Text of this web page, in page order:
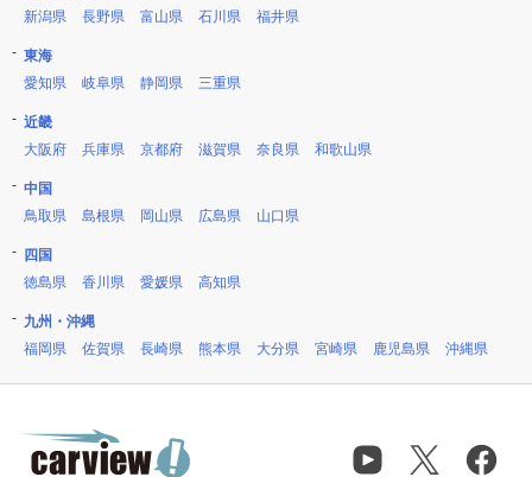
新潟県
長野県 富山県 石川県 福井県
東海
愛知県
岐阜県 静岡県 三重県
近畿
大阪府
兵庫県 京都府 滋賀県 奈良県 和歌山県
中国
鳥取県
島根県 岡山県 広島県 山口県
四国
徳島県
香川県 愛媛県 高知県
九州・沖縄
福岡県
佐賀県 長崎県 熊本県 大分県 宮崎県 鹿児島県 沖縄県